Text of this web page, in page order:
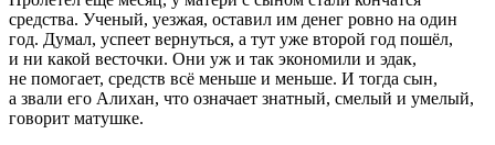
средства. Ученый, уезжая, оставил им денег ровно на один
год. Думал, успеет вернуться, а тут уже второй год пошёл,
и ни какой весточки. Они уж и так экономили и эдак,
не помогает, средств всё меньше и меньше. И тогда сын,
а звали его Алихан, что означает знатный, смелый и умелый,
говорит матушке.